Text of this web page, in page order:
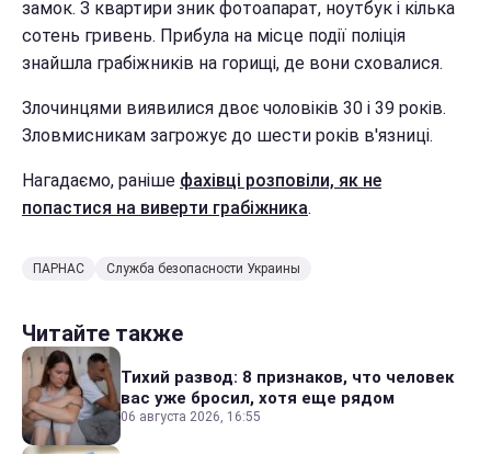
замок. З квартири зник фотоапарат, ноутбук і кілька
сотень гривень. Прибула на місце події поліція
знайшла грабіжників на горищі, де вони сховалися.
Злочинцями виявилися двоє чоловіків 30 і 39 років.
Зловмисникам загрожує до шести років в'язниці.
Нагадаємо, раніше фахівці розповіли, як не
попастися на виверти грабіжника.
ПАРНАС Служба безопасности Украины
Читайте также
Тихий развод: 8 признаков, что человек
вас уже бросил, хотя еще рядом
06 августа 2026, 16:55